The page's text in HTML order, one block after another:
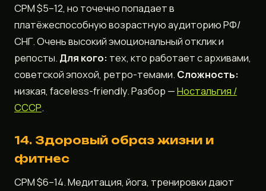
CPM $5–12, но точечно попадает в
платёжеспособную возрастную аудиторию РФ/
СНГ. Очень высокий эмоциональный отклик и
репосты. Для кого: тех, кто работает с архивами,
советской эпохой, ретро-темами. Сложность:
низкая, faceless-friendly. Разбор —Ностальгия /
СССР.
14. Здоровый образ жизни и
фитнес
CPM $6–14. Медитация, йога, тренировки дают